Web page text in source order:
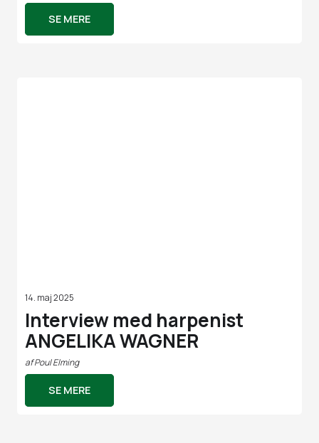
SE MERE
14. maj 2025
Interview med harpenist
ANGELIKA WAGNER
afPoul Elming
SE MERE